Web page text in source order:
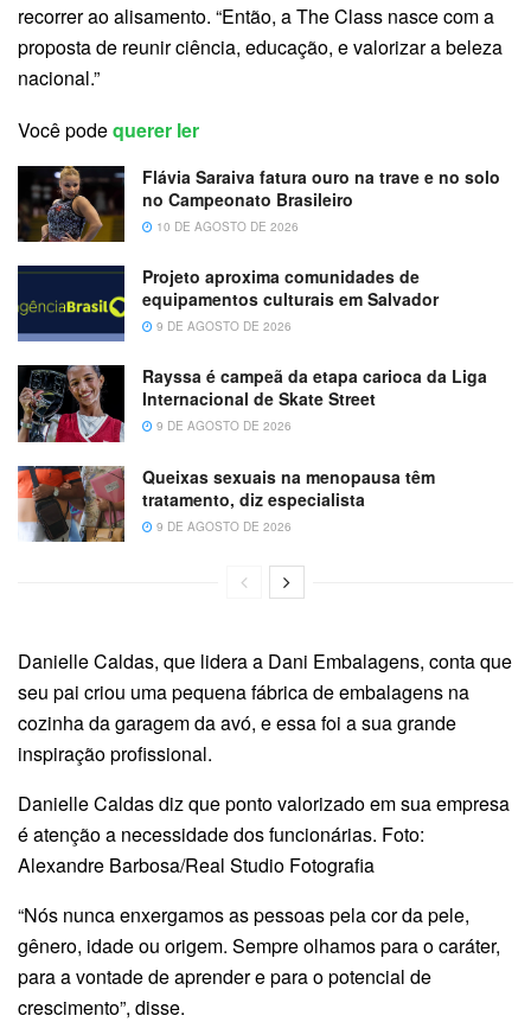
recorrer ao alisamento. “Então, a The Class nasce com a
proposta de reunir ciência, educação, e valorizar a beleza
nacional.”
Você podequerer ler
Flávia Saraiva fatura ouro na trave e no solo
no Campeonato Brasileiro
10 DE AGOSTO DE 2026
Projeto aproxima comunidades de
equipamentos culturais em Salvador
9 DE AGOSTO DE 2026
Rayssa é campeã da etapa carioca da Liga
Internacional de Skate Street
9 DE AGOSTO DE 2026
Queixas sexuais na menopausa têm
tratamento, diz especialista
9 DE AGOSTO DE 2026
Danielle Caldas, que lidera a Dani Embalagens, conta que
seu pai criou uma pequena fábrica de embalagens na
cozinha da garagem da avó, e essa foi a sua grande
inspiração profissional.
Danielle Caldas diz que ponto valorizado em sua empresa
é atenção a necessidade dos funcionárias. Foto:
Alexandre Barbosa/Real Studio Fotografia
“Nós nunca enxergamos as pessoas pela cor da pele,
gênero, idade ou origem. Sempre olhamos para o caráter,
para a vontade de aprender e para o potencial de
crescimento”, disse.